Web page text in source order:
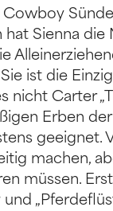
Cowboy
hat Sienna die
ist die
nicht Carter
Erben
geeignet.
machen,
müssen.